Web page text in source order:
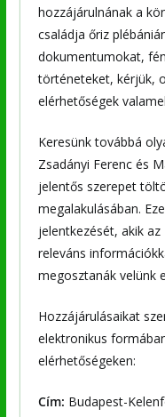
hozzájárulnának a
családja őriz
dokumentumokat,
történeteket, kérjük,
elérhetőségek
Keresünk továbbá
Zsadányi Ferenc és
jelentős szerepet
megalakulásában.
jelentkezését, akik
releváns
megosztanák velünk
Hozzájárulásaikat
elektronikus
elérhetőségeken:
Cím: Budapest-